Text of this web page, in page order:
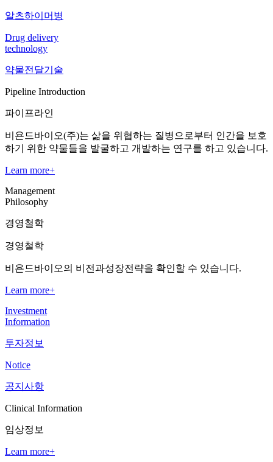
알츠하이머병
Drug delivery
technology
약물전달기술
Pipeline Introduction
파이프라인
비욘드바이오(주)는 삶을 위협하는 질병으로부터 인간을 보호
하기 위한 약물들을 발굴하고 개발하는 연구를 하고 있습니다.
Learn more+
Management
Philosophy
경영철학
경영철학
비욘드바이오의 비전과성장전략을 확인할 수 있습니다.
Learn more+
Investment
Information
투자정보
Notice
공지사항
Clinical Information
임상정보
Learn more+